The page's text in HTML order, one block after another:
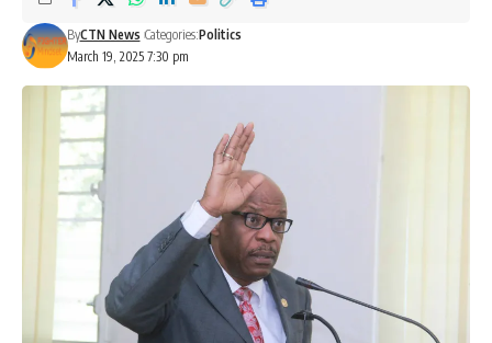
March 19, 2025 7:30 pm
ByCTN News Categories:Politics